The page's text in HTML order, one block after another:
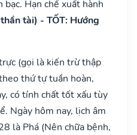
Hạn chế xuất hành
tài) - TỐT: Hướng
(gọi là kiến trừ thập
thứ tự tuần hoàn,
có tính chất tốt xấu tùy
Ngày hôm nay, lịch âm
là Phá (Nên chữa bệnh,